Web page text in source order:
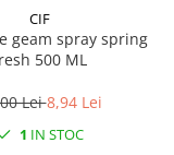
CIF
geam spray spring
500 ML
Lei8,94 Lei
1 IN STOC